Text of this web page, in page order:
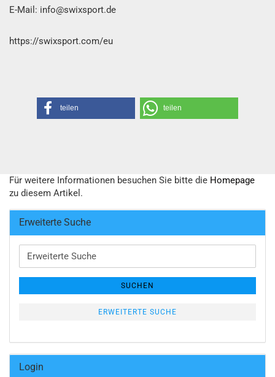
E-Mail: info@swixsport.de
https://swixsport.com/eu
teilen teilen
Für weitere Informationen besuchen Sie bitte die Homepage
zu diesem Artikel.
Erweiterte Suche
Erweiterte
Suche
SUCHEN
ERWEITERTE SUCHE
Login